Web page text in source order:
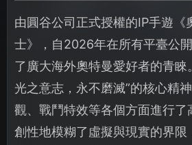
由圓谷公司正式授權的IP手遊《
士》，自2026年在所有平臺公
了廣大海外奧特曼愛好者的青睞
光之意志，永不磨滅”的核心精
觀、戰鬥特效等各個方面進行了
創性地模糊了虛擬與現實的界限